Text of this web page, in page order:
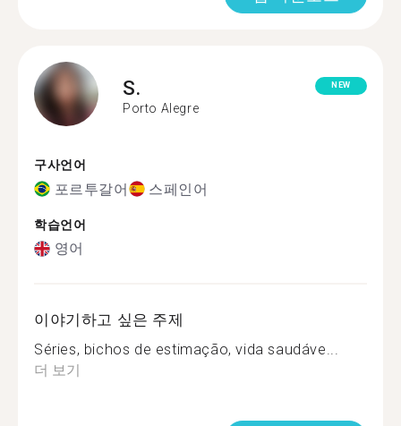
S.
Porto Alegre
NEW
구사언어
포르투갈어 스페인어
학습언어
영어
이야기하고 싶은 주제
Séries, bichos de estimação, vida saudáve...
더 보기